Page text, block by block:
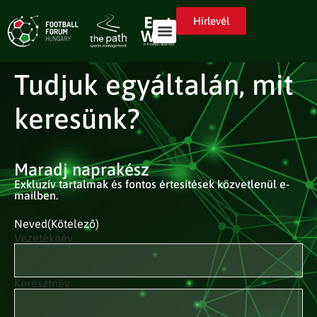
Hírlevél
Tudjuk egyáltalán, mit
keresünk?
Maradj naprakész
Exkluzív tartalmak és fontos értesítések közvetlenül e-
mailben.
Neved(Kötelező)
Vezetéknév
Keresztnév